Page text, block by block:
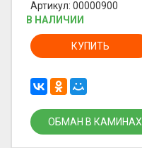
Артикул: 00000900
В НАЛИЧИИ
КУПИТЬ
ОБМАН В КАМИНАХ